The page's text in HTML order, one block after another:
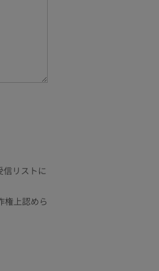
信リストに
権上認めら